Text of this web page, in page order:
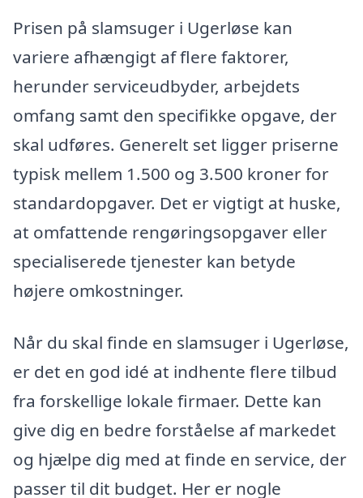
Prisen på slamsuger i Ugerløse kan
variere afhængigt af flere faktorer,
herunder serviceudbyder, arbejdets
omfang samt den specifikke opgave, der
skal udføres. Generelt set ligger priserne
typisk mellem 1.500 og 3.500 kroner for
standardopgaver. Det er vigtigt at huske,
at omfattende rengøringsopgaver eller
specialiserede tjenester kan betyde
højere omkostninger.
Når du skal finde en slamsuger i Ugerløse,
er det en god idé at indhente flere tilbud
fra forskellige lokale firmaer. Dette kan
give dig en bedre forståelse af markedet
og hjælpe dig med at finde en service, der
passer til dit budget. Her er nogle